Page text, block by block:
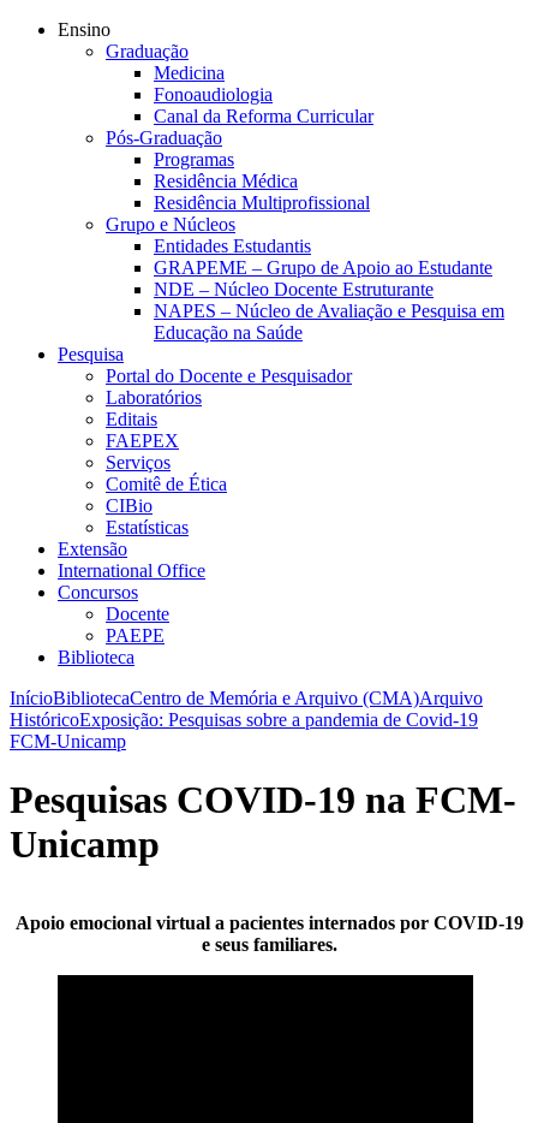
Ensino
Graduação
Medicina
Fonoaudiologia
Canal da Reforma Curricular
Pós-Graduação
Programas
Residência Médica
Residência Multiprofissional
Grupo e Núcleos
Entidades Estudantis
GRAPEME – Grupo de Apoio ao Estudante
NDE – Núcleo Docente Estruturante
NAPES – Núcleo de Avaliação e Pesquisa em
Educação na Saúde
Pesquisa
Portal do Docente e Pesquisador
Laboratórios
Editais
FAEPEX
Serviços
Comitê de Ética
CIBio
Estatísticas
Extensão
International Office
Concursos
Docente
PAEPE
Biblioteca
InícioBibliotecaCentro de Memória e Arquivo (CMA)Arquivo
HistóricoExposição: Pesquisas sobre a pandemia de Covid-19
FCM-Unicamp
Pesquisas COVID-19 na FCM-
Unicamp
Apoio emocional virtual a pacientes internados por COVID-19
e seus familiares.